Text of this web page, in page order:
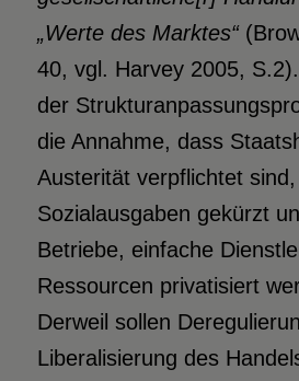
„Werte des Marktes“
40, vgl. Harvey 2005,
der
die Annahme, dass
Austerität verpflichtet
Sozialausgaben gekürzt
Betriebe, einfache
Ressourcen privatisiert
Derweil sollen
Liberalisierung des